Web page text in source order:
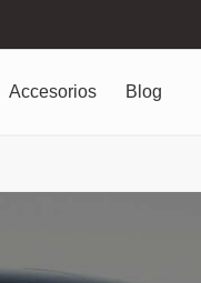
Accesorios Blog